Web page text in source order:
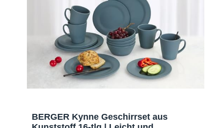
BERGER Kynne Geschirrset aus